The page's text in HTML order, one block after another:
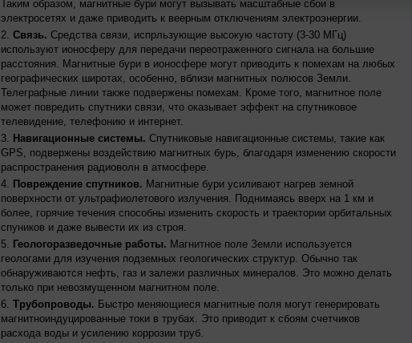
Таким образом, магнитные бури могут вызывать масштабные сбои в
электросетях и даже приводить к веерным отключениям электроэнергии.
Связь. Средства связи, испрльзующие высокую частоту (3-30 МГц)
используют ионосферу для передачи переотраженного сигнала на большие
расстояния. Магнитные бури в ионосфере могут приводить к помехам на любых
географических широтах, особенно, вблизи магнитных полюсов Земли.
Телеграфные линии также подвержены помехам. Кроме того, магнитное поле
может повредить спутники связи, что оказывает эффект на спутниковое
телевидение, телефонию и интернет.
Навигационные системы. Спутниковые навигационные системы, такие как
GPS, подвержены воздействию магнитных бурь, благодаря изменению скорости
распространения радиоволн в атмосфере.
Повреждение спутников. Магнитные бури усиливают нагрев земной
поверхности от ультрафиолетового излучения. Поднимаясь вверх на 1 км и
более, горячие течения способны изменить скорость и траектории орбитальных
спуников и даже вывести их из строя.
Геологоразведочные работы. Магнитное поле Земли используется
геологами для изучения подземных геологических структур. Обычно так
обнаруживаются нефть, газ и залежи различных минералов. Это можно делать
только при невозмущенном магнитном поле.
Трубопроводы. Быстро меняющиеся магнитные поля могут генерировать
магнитноиндуцированные токи в трубах. Это приводит к сбоям счетчиков
расхода воды и усилению коррозии труб.